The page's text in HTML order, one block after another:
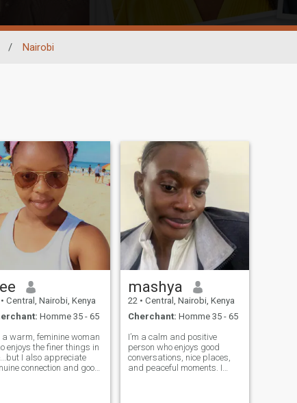
/ Nairobi
• Central, Nairobi, Kenya
Homme 35 - 65
a warm, feminine woman
enjoys the finer things in
I also appreciate
connection and good
mashya
22 • Central, Nairobi, Kenya
Cherchant: Homme 35 - 65
I’m a calm and positive
person who enjoys good
conversations, nice places,
and peaceful moments. I